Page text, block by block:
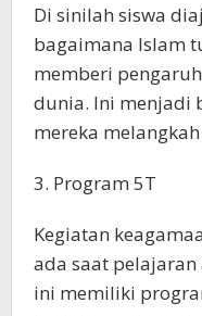
Di sinilah siswa
bagaimana Islam
memberi
dunia. Ini menjadi
mereka
3. Program 5T
Kegiatan
ada saat pelajaran
ini memiliki